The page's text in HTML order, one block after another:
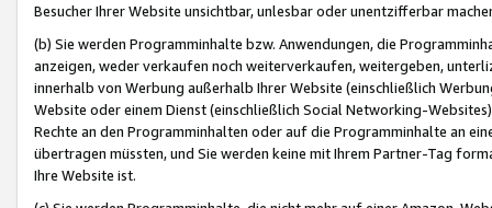
Besucher Ihrer Website unsichtbar, unlesbar oder unentzifferbar
(b) Sie werden Programminhalte bzw. Anwendungen, die
anzeigen, weder verkaufen noch weiterverkaufen, weitergeben,
innerhalb von Werbung außerhalb Ihrer Website (einschließlich
Website oder einem Dienst (einschließlich Social Networking-
Rechte an den Programminhalten oder auf die Programminhalte an
übertragen müssten, und Sie werden keine mit Ihrem Partner-Tag
Ihre Website ist.